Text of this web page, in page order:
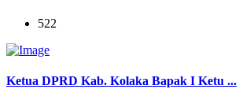
522
Ketua DPRD Kab. Kolaka Bapak I Ketu ...